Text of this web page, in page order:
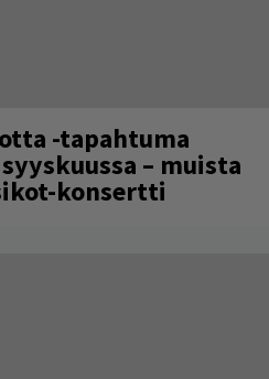
-tapahtuma
– muista
konsertti